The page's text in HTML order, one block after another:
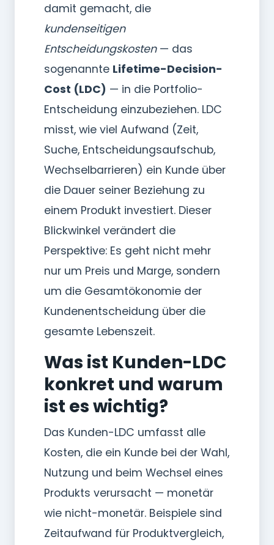
damit gemacht, die
kundenseitigen
Entscheidungskosten— das
sogenannte Lifetime-Decision-
Cost (LDC) — in die Portfolio-
Entscheidung einzubeziehen. LDC
misst, wie viel Aufwand (Zeit,
Suche, Entscheidungsaufschub,
Wechselbarrieren) ein Kunde über
die Dauer seiner Beziehung zu
einem Produkt investiert. Dieser
Blickwinkel verändert die
Perspektive: Es geht nicht mehr
nur um Preis und Marge, sondern
um die Gesamtökonomie der
Kundenentscheidung über die
gesamte Lebenszeit.
Was ist Kunden-LDC
konkret und warum
ist es wichtig?
Das Kunden-LDC umfasst alle
Kosten, die ein Kunde bei der Wahl,
Nutzung und beim Wechsel eines
Produkts verursacht — monetär
wie nicht-monetär. Beispiele sind
Zeitaufwand für Produktvergleich,